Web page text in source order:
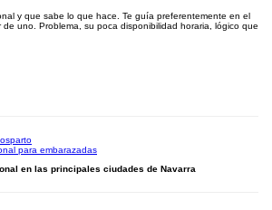
y que sabe lo que hace. Te guía preferentemente en el
uno. Problema, su poca disponibilidad horaria, lógico que
para embarazadas
en las principales ciudades de Navarra